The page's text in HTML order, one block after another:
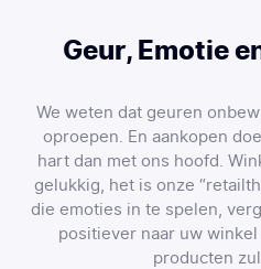
Geur, Emotie
We weten dat geuren
oproepen. En aankopen
hart dan met ons hoofd.
gelukkig, het is onze
die emoties in te spelen,
positiever naar uw
producten